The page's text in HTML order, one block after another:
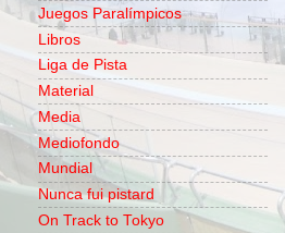
Juegos Paralímpicos
Libros
Liga de Pista
Material
Media
Mediofondo
Mundial
Nunca fui pistard
On Track to Tokyo